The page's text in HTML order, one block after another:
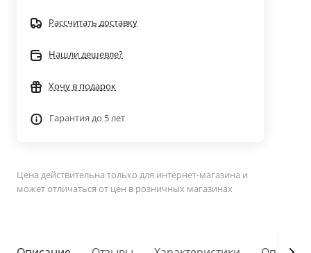
Рассчитать доставку
Нашли дешевле?
Хочу в подарок
Гарантия до 5 лет
Цена действительна только для интернет-магазина и
может отличаться от цен в розничных магазинах